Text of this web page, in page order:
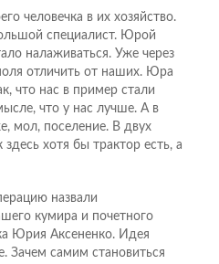
человечка в их хозяйство.
специалист. Юрой
налаживаться. Уже через
отличить от наших. Юра
что нас в пример стали
что у нас лучше. А в
мол, поселение. В двух
хотя бы трактор есть, а
назвали
кумира и почетного
Юрия Аксененко. Идея
самим становиться